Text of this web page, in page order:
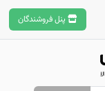
پنل فروشندگان